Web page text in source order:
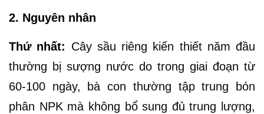
2. Nguyên nhân
Thứ nhất: Cây sầu riêng kiến thiết năm đầu
thường bị sượng nước do trong giai đoạn từ
60-100 ngày, bà con thường tập trung bón
phân NPK mà không bổ sung đủ trung lượng,